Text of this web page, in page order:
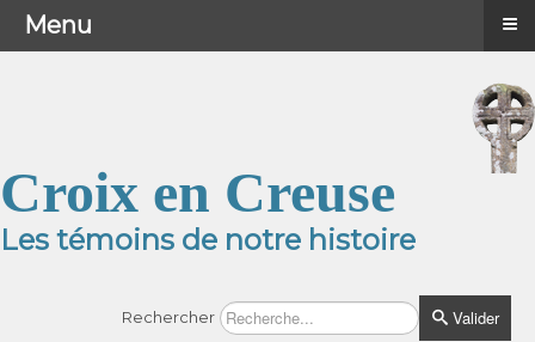
Croix en Creuse
Les témoins de notre histoire
Rechercher Valider
Menu ≡
Menu ≡